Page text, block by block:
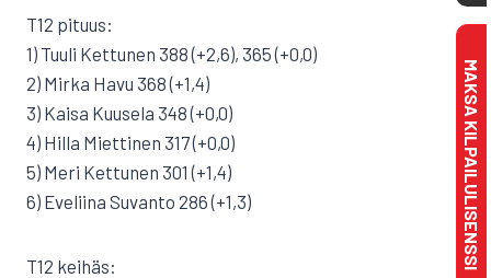
T12 pituus:
1) Tuuli Kettunen 388 (+2,6), 365 (+0,0)
2) Mirka Havu 368 (+1,4)
3) Kaisa Kuusela 348 (+0,0)
4) Hilla Miettinen 317 (+0,0)
5) Meri Kettunen 301 (+1,4)
6) Eveliina Suvanto 286 (+1,3)
T12 keihäs:
MAKSA KILPAILULISENSSI